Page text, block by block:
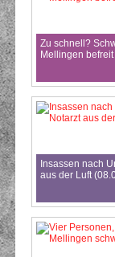
Zu schnell?
Mellingen
Insassen nach
aus der Luft